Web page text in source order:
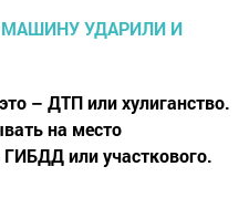
– ДТП или хулиганство.
на место
или участкового.